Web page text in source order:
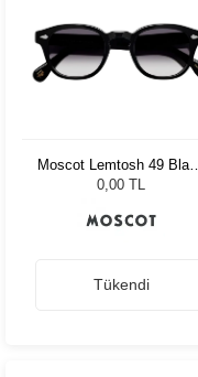
Moscot Lemtosh 49 Black
American Grey Fade
0,00 TL
Tükendi